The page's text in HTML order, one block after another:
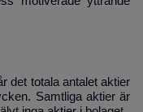
det totala antalet aktier
Samtliga aktier är